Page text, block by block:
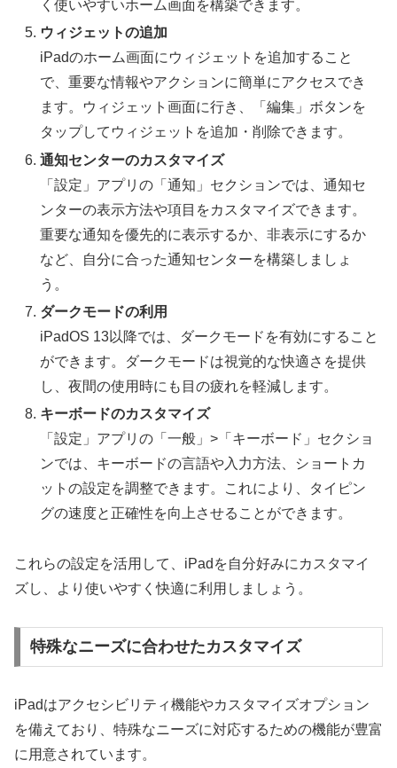
く使いやすいホーム画面を構築できます。
ウィジェットの追加
iPadのホーム画面にウィジェットを追加すること
で、重要な情報やアクションに簡単にアクセスでき
ます。ウィジェット画面に行き、「編集」ボタンを
タップしてウィジェットを追加・削除できます。
通知センターのカスタマイズ
「設定」アプリの「通知」セクションでは、通知セ
ンターの表示方法や項目をカスタマイズできます。
重要な通知を優先的に表示するか、非表示にするか
など、自分に合った通知センターを構築しましょ
う。
ダークモードの利用
iPadOS 13以降では、ダークモードを有効にすること
ができます。ダークモードは視覚的な快適さを提供
し、夜間の使用時にも目の疲れを軽減します。
キーボードのカスタマイズ
「設定」アプリの「一般」>「キーボード」セクショ
ンでは、キーボードの言語や入力方法、ショートカ
ットの設定を調整できます。これにより、タイピン
グの速度と正確性を向上させることができます。
これらの設定を活用して、iPadを自分好みにカスタマイ
ズし、より使いやすく快適に利用しましょう。
特殊なニーズに合わせたカスタマイズ
iPadはアクセシビリティ機能やカスタマイズオプション
を備えており、特殊なニーズに対応するための機能が豊富
に用意されています。